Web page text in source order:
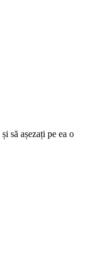
să așezați pe ea o